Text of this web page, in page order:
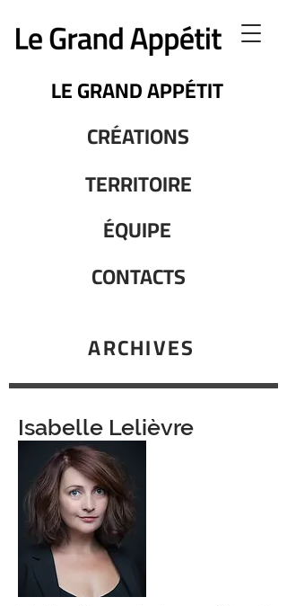
LE GRAND APPÉTIT
CRÉATIONS
TERRITOIRE
ÉQUIPE
CONTACTS
ARCHIVES
Isabelle Lelièvre